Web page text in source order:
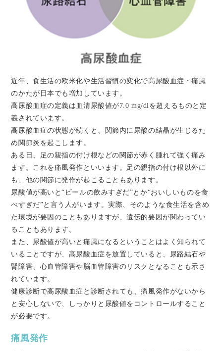
近年、食生活の欧米化や生活習慣の変化で高尿酸血症・痛風
のかたが日本でも増加しています。
高尿酸血症の定義は血清尿酸値が7.0 mg/dlを超えるものと定
義されています。
高尿酸血症の状態が続くと、関節内に尿酸の結晶が生じるた
め関節炎を起こします。
ある日、足の親指の付け根などの関節が赤く腫れて強く痛み
ます。これを痛風発作といいます。足の親指の付け根以外に
も、他の関節に発作が起こることもあります。
尿酸値が高いと“ビールの飲みすぎだ”とか“おいしいものを食
べすぎだ”と言う人がいます。実際、そのような食生活を含め
た環境が要因のこともありますが、遺伝的要因が関わってい
ることもあります。
また、尿酸値が高いと痛風になるということはよく知られて
いることですが、高尿酸血症を放置していると、尿路結石や
腎障害、心血管障害や脳血管障害のリスクとなることも示さ
れています。
健康診断で高尿酸血症と診断されても、痛風発作がないから
と安心しないで、しっかりと尿酸値をコントロールすること
が必要です。
痛風発作